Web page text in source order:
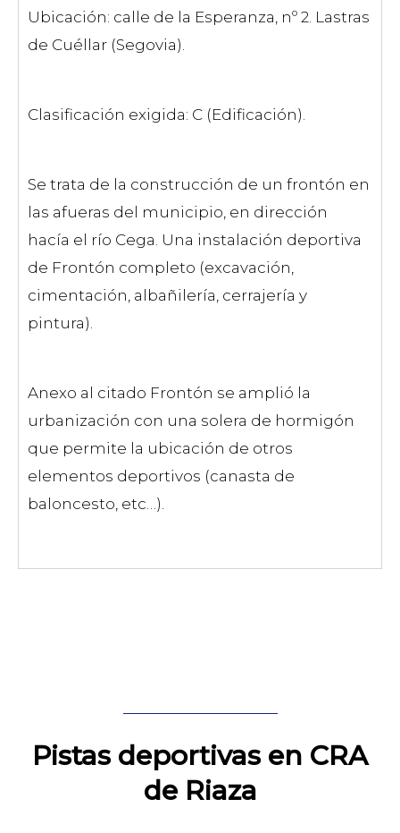
Ubicación: calle de la Esperanza, nº 2. Lastras
de Cuéllar (Segovia).
Clasificación exigida: C (Edificación).
Se trata de la construcción de un frontón en
las afueras del municipio, en dirección
hacía el río Cega. Una instalación deportiva
de Frontón completo (excavación,
cimentación, albañilería, cerrajería y
pintura).
Anexo al citado Frontón se amplió la
urbanización con una solera de hormigón
que permite la ubicación de otros
elementos deportivos (canasta de
baloncesto, etc…).
Pistas deportivas en CRA
de Riaza